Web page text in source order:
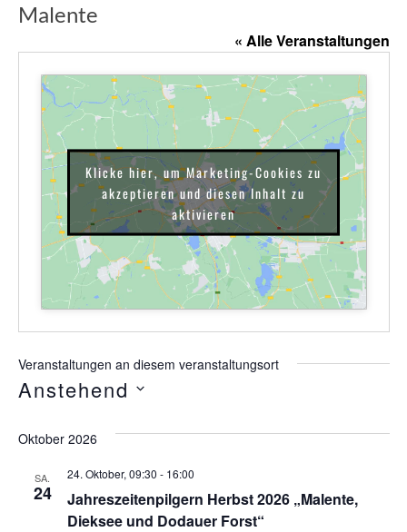
Malente
« Alle Veranstaltungen
Klicke hier, um Marketing-Cookies zu
akzeptieren und diesen Inhalt zu
aktivieren
Veranstaltungen an diesem veranstaltungsort
Anstehend
Oktober 2026
SA.
24
Jahreszeitenpilgern Herbst 2026 „Malente,
Dieksee und Dodauer Forst“
24. Oktober, 09:30 - 16:00